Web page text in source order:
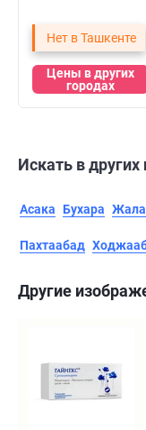
Нет в Ташкенте
Цены в других
городах
Искать в других
Асака Бухара
Пахтаабад
Другие